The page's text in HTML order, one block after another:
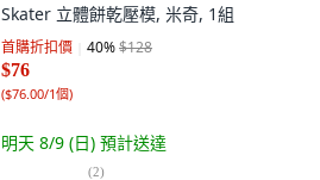
Skater 立體餅乾壓模, 米奇, 1組
首購折扣價 40%$128
$76
($76.00/1個)
明天 8/9 (日) 預計送達
(2)